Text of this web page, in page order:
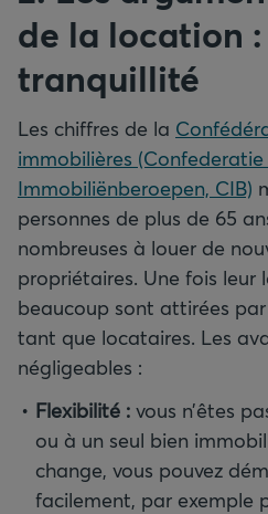
de la location
tranquillité
Les chiffres de la
immobilières (Confederatie
Immobiliënberoepen, CIB)
personnes de plus de 65
nombreuses à louer de
propriétaires. Une fois leur
beaucoup sont attirées
tant que locataires. Les
négligeables :
Flexibilité : vous n’êtes
ou à un seul bien
change, vous pouvez
facilement, par exemple